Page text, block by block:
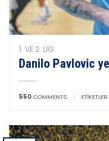
1. VE 2. LIG
Danilo Pavlovic
550 COMMENTS | ETIKETLER: